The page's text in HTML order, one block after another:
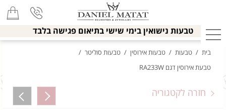
טבעות נישואין בימי שישי בתיאום פגישה בלבד
בית / טבעות / טבעות אירוסין / טבעות סוליטר /
טבעת אירוסין דגם RA233W
חזרה לקטגוריה